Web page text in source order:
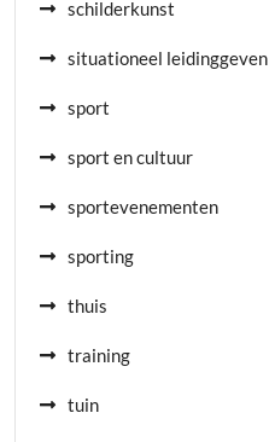
schilderkunst
situationeel leidinggeven
sport
sport en cultuur
sportevenementen
sporting
thuis
training
tuin